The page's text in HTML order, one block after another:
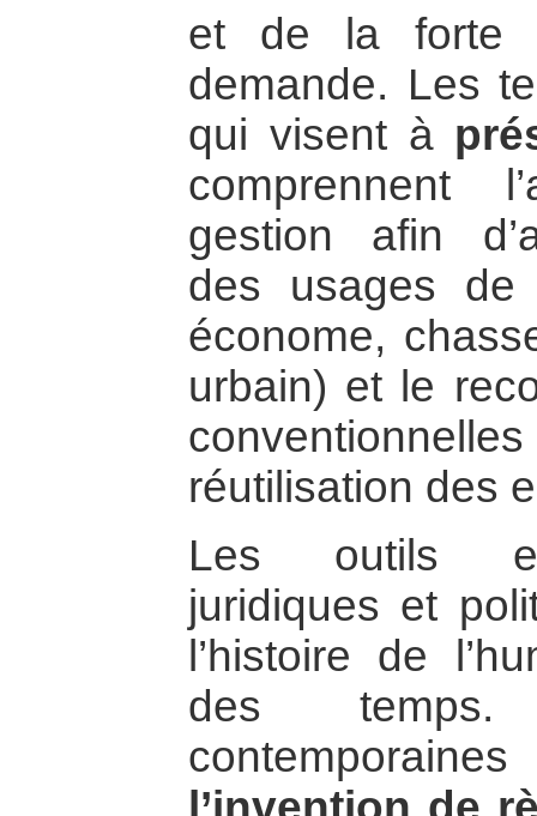
et de la forte
demande. Les
qui visent à
comprennent
gestion afin
des usages de
économe,
urbain) et le
réutilisation des
Les outils et
juridiques et
l’histoire de
des temps.